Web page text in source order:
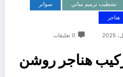
تشطيب ترميم مباني
سواتر
هناجر
0 تعليقات
هناجر روشن